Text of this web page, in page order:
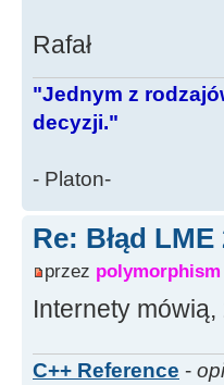
Rafał
"Jednym z
decyzji."
- Platon-
Re: Błąd
przez polymorphism
Internety
C++ Reference -